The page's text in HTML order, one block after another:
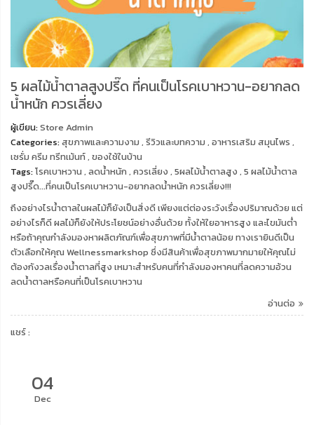
5 ผลไม้น้ำตาลสูงปรี๊ด ที่คนเป็นโรคเบาหวาน-อยากลด
น้ำหนัก ควรเลี่ยง
ผู้เขียน:Store Admin
Categories:สุขภาพและความงาม , รีวิวและบทความ , อาหารเสริม สมุนไพร ,
เซรั่ม ครีม ทรีทเม้นท์, ของใช้ในบ้าน
Tags:โรคเบาหวาน , ลดน้ำหนัก , ควรเลี่ยง , 5ผลไม้น้ำตาลสูง , 5 ผลไม้น้ำตาล
สูงปรี๊ด...ที่คนเป็นโรคเบาหวาน-อยากลดน้ำหนัก ควรเลี่ยง!!!
ถึงอย่างไรน้ำตาลในผลไม้ก็ยังเป็นสิ่งดี เพียงแต่ต่องระวังเรื่องปริมาณด้วย แต่
อย่างไรก็ดี ผลไม้ก็ยังให้ประโยชน์อย่างอื่นด้วย ทั้งให้ใยอาหารสูง และไขมันต่ำ
หรือถ้าคุณกำลังมองหาผลิตภัณฑ์เพื่อสุขภาพที่มีน้ำตาลน้อย ทางเรายินดีเป็น
ตัวเลือกให้คุณ Wellnessmarkshop ซึ่งมีสินค้าเพื่อสุขภาพมากมายให้คุณไม่
ต้องกังวลเรื่องน้ำตาลที่สูง เหมาะสำหรับคนที่กำลังมองหาคนที่ลดความอ้วน
ลดน้ำตาลหรือคนที่เป็นโรคเบาหวาน
อ่านต่อ
แชร์ :
04
Dec